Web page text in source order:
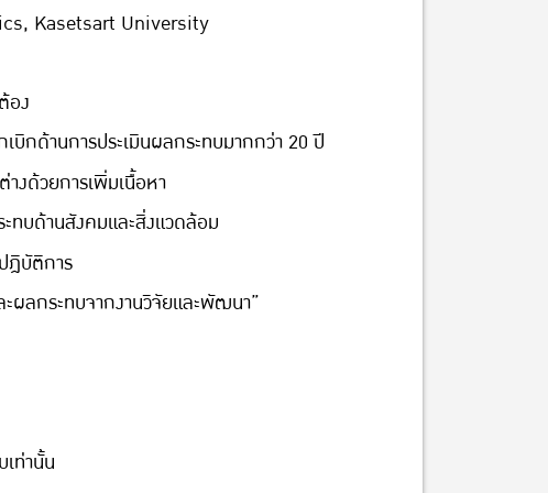
Kasetsart University
อง
บิกด้านการประเมินผลกระทบมากกว่า 20 ปี
งด้วยการเพิ่มเนื้อหา
ะทบด้านสังคมและสิ่งแวดล้อม
ฎิบัติการ
ผลกระทบจากงานวิจัยและพัฒนา”
ท่านั้น